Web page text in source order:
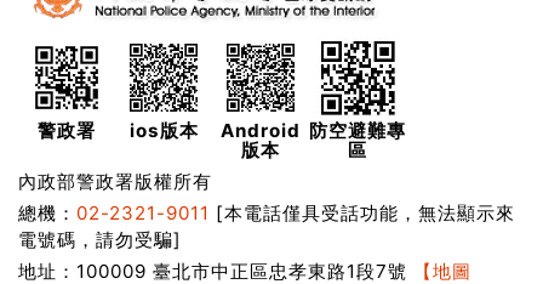
警政署 ios版本
Android
版本
防空避難專
區
內政部警政署版權所有
總機： 02-2321-9011 [本電話僅具受話功能，無法顯示來
電號碼，請勿受騙]
地址：100009 臺北市中正區忠孝東路1段7號
【地圖